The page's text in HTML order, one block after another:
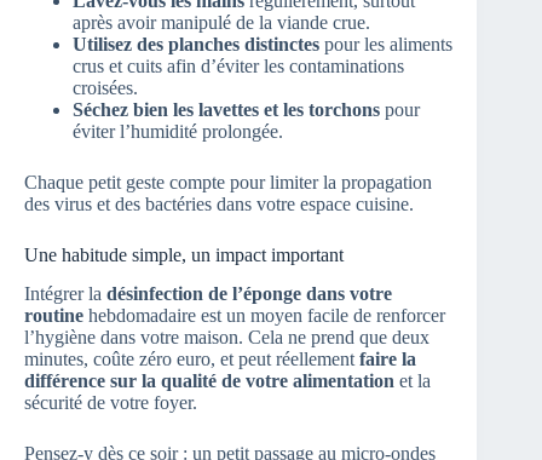
après avoir manipulé de la viande crue.
Utilisez des planches distinctes pour les aliments
crus et cuits afin d’éviter les contaminations
croisées.
Séchez bien les lavettes et les torchons pour
éviter l’humidité prolongée.
Chaque petit geste compte pour limiter la propagation
des virus et des bactéries dans votre espace cuisine.
Une habitude simple, un impact important
Intégrer la désinfection de l’éponge dans votre
routine hebdomadaire est un moyen facile de renforcer
l’hygiène dans votre maison. Cela ne prend que deux
minutes, coûte zéro euro, et peut réellement faire la
différence sur la qualité de votre alimentation et la
sécurité de votre foyer.
Pensez-y dès ce soir : un petit passage au micro-ondes